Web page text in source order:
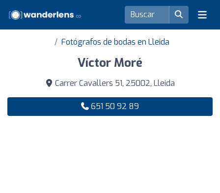
Fotógrafos de bodas en Lleida
Víctor Moré
Carrer Cavallers 51, 25002, Lleida
651 50 92 89